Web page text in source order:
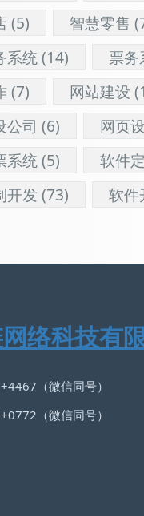
(5) 智慧零售
系统(14) 票务
(7) 网站建设
公司 (6) 网页
系统(5) 软件
开发 (73) 软件
络科技有
（微信同号）
（微信同号）